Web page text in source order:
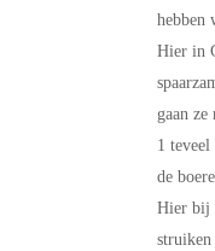
hebben
Hier in
gaan
1
de
Hier bij
struiken